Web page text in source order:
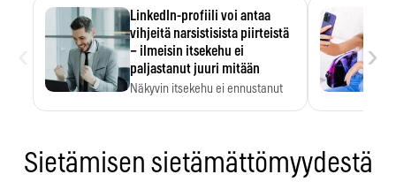
LinkedIn-profiili voi antaa
vihjeitä narsistisista piirteistä
– ilmeisin itsekehu ei
paljastanut juuri mitään
Näkyvin itsekehu ei ennustanut
›
Sietämisen sietämättömyydestä